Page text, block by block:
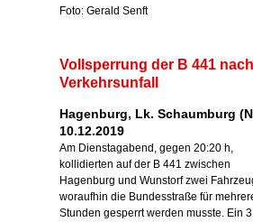
Foto: Gerald Senft
Vollsperrung der B 441 nach
Verkehrsunfall
Hagenburg, Lk. Schaumburg
10.12.2019
Am Dienstagabend, gegen 20:20 h,
kollidierten auf der B 441 zwischen
Hagenburg und Wunstorf zwei
woraufhin die Bundesstraße für
Stunden gesperrt werden musste. Ein